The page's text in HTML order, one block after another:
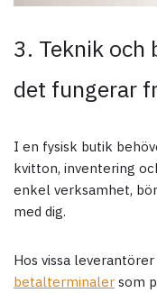
3. Teknik
det fungerar
I en fysisk butik
kvitton, inventering
enkel verksamhet,
med dig.
Hos vissa
betalterminaler som